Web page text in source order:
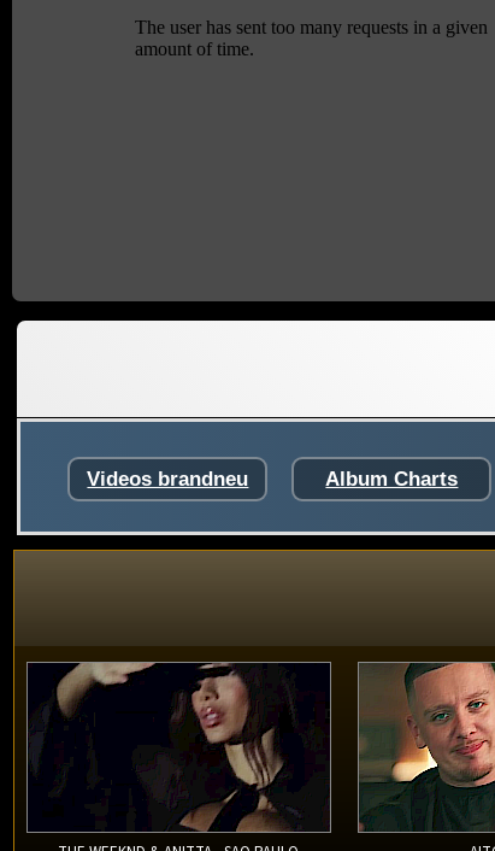
Videos brandneu Album Charts